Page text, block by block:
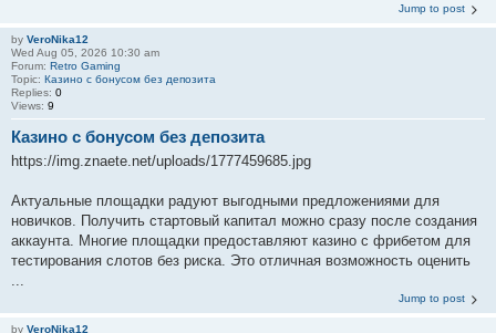
Jump to post
by VeroNika12
Wed Aug 05, 2026 10:30 am
Forum: Retro Gaming
Topic: Казино с бонусом без депозита
Replies: 0
Views: 9
Казино с бонусом без депозита
https://img.znaete.net/uploads/1777459685.jpg
Актуальные площадки радуют выгодными предложениями для
новичков. Получить стартовый капитал можно сразу после создания
аккаунта. Многие площадки предоставляют казино с фрибетом для
тестирования слотов без риска. Это отличная возможность оценить
...
Jump to post
by VeroNika12